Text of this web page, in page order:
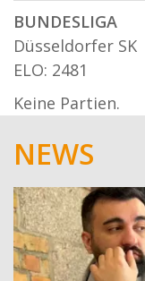
BUNDESLIGA
Düsseldorfer SK
ELO: 2481
Keine Partien.
NEWS